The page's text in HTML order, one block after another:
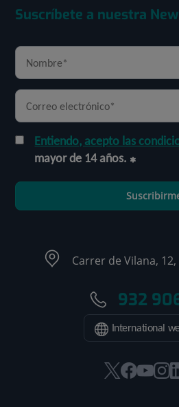
Suscríbete a nuestra
Entiendo, acepto las
mayor de 14 años.
Carrer de Vilana,
932
International
EsteEsteEste